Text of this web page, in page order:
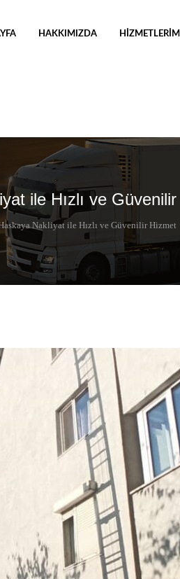
HAKKIMIZDA
ile Hızlı ve
Nakliyat ile Hızlı ve Güvenilir Hizmet